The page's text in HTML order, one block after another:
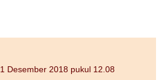
1 Desember 2018 pukul 12.08